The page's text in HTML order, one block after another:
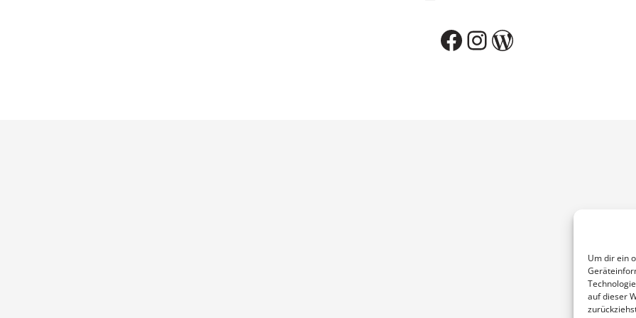
Um dir ein
auf dieser
Facebook
Instagram
WordPress